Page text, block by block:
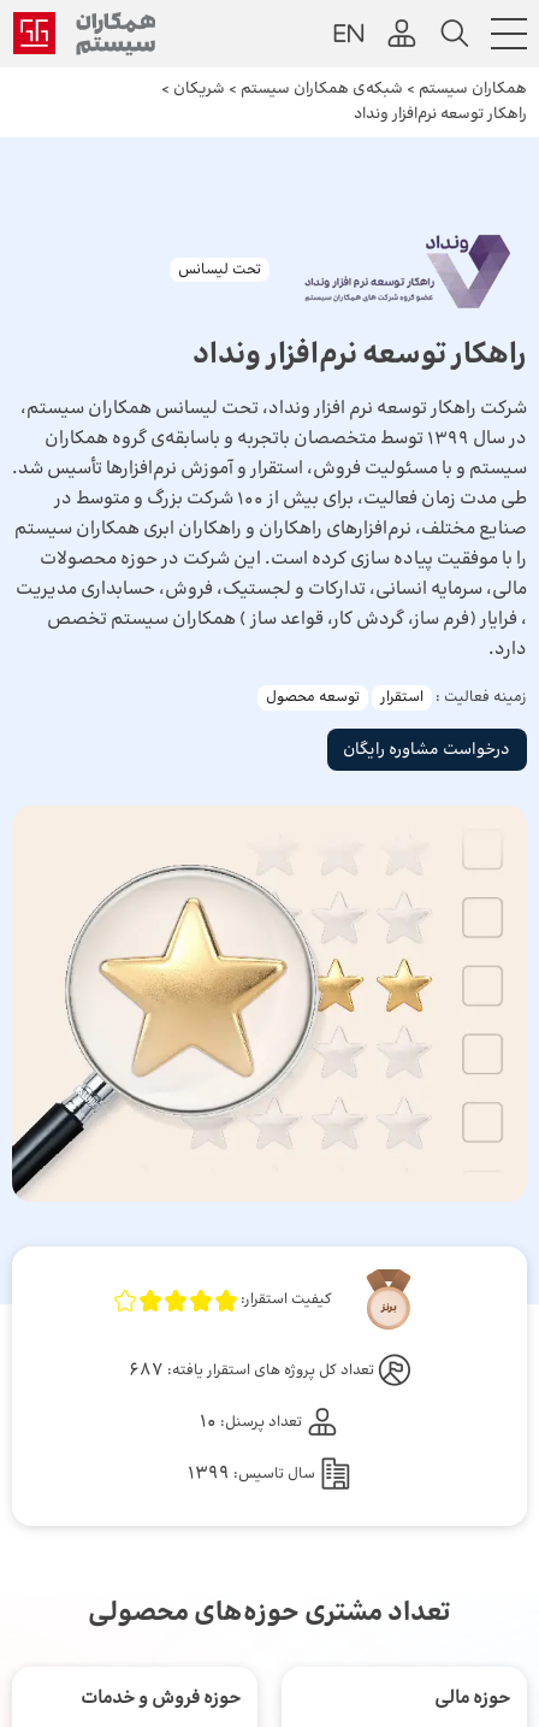
همکاران سیستم > شبکه‌ی همکاران سیستم > شریکان >
راهکار توسعه نرم‌افزار ونداد
تحت لیسانس
راهکار توسعه نرم‌افزار ونداد
شرکت راهکار توسعه نرم افزار ونداد، تحت لیسانس همکاران سیستم،
در سال 1399 توسط متخصصان باتجربه و باسابقه‌‌ی گروه همکاران
سیستم و با مسئولیت فروش، استقرار و آموزش نرم‌افزارها تأسیس شد.
طی مدت زمان فعالیت، برای بیش از 100 شرکت بزرگ و متوسط در
صنایع مختلف، نرم‌افزارهای راهکاران و راهکاران ابری همکاران سیستم
را با موفقیت پیاده سازی کرده است. این شرکت در حوزه محصولات
مالی، سرمایه انسانی، تدارکات و لجستیک، فروش، حسابداری مدیریت
، فرایار (فرم ساز، گردش کار، قواعد ساز ) همکاران سیستم تخصص
دارد.
زمینه فعالیت : استقرار توسعه محصول
درخواست مشاوره رایگان
کیفیت استقرار:
تعداد کل پروژه های استقرار یافته: 687
تعداد پرسنل: 10
سال تاسیس: 1399
تعداد مشتری حوزه‌های محصولی
حوزه مالی حوزه فروش و خدمات